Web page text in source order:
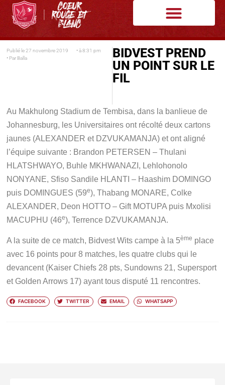
Publié le 27 novembre 2019 • à 8:31 pm
• Par Balla
BIDVEST PREND
UN POINT SUR LE
FIL
Au Makhulong Stadium de Tembisa, dans la banlieue de
Johannesburg, les Universitaires ont récolté deux cartons
jaunes (ALEXANDER et DZVUKAMANJA) et ont aligné
l’équipe suivante : Brandon PETERSEN – Thulani
HLATSHWAYO, Buhle MKHWANAZI, Lehlohonolo
NONYANE, Sfiso Sandile HLANTI – Haashim DOMINGO
puis DOMINGUES (59e), Thabang MONARE, Colke
ALEXANDER, Deon HOTTO – Gift MOTUPA puis Mxolisi
MACUPHU (46e), Terrence DZVUKAMANJA.
A la suite de ce match, Bidvest Wits campe à la 5ème place
avec 16 points pour 8 matches, les quatre clubs qui le
devancent (Kaiser Chiefs 28 pts, Sundowns 21, Supersport
et Golden Arrows 17) ayant tous disputé 11 rencontres.
FACEBOOK TWITTER EMAIL WHATSAPP